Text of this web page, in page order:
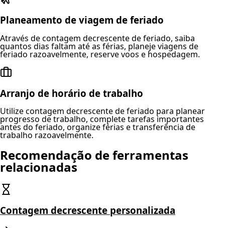
Planeamento de viagem de feriado
Através de contagem decrescente de feriado, saiba
quantos dias faltam até as férias, planeje viagens de
feriado razoavelmente, reserve voos e hospedagem.
Arranjo de horário de trabalho
Utilize contagem decrescente de feriado para planear
progresso de trabalho, complete tarefas importantes
antes do feriado, organize férias e transferência de
trabalho razoavelmente.
Recomendação de ferramentas
relacionadas
Contagem decrescente personalizada